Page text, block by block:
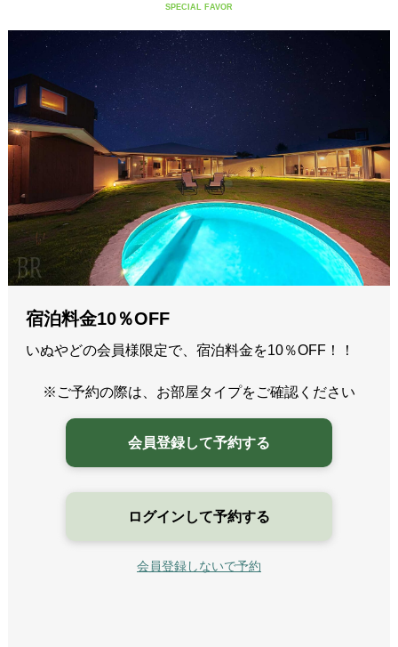
SPECIAL FAVOR
宿泊料金10％OFF
いぬやどの会員様限定で、宿泊料金を10％OFF！！
※ご予約の際は、お部屋タイプをご確認ください
会員登録して予約する
ログインして予約する
会員登録しないで予約